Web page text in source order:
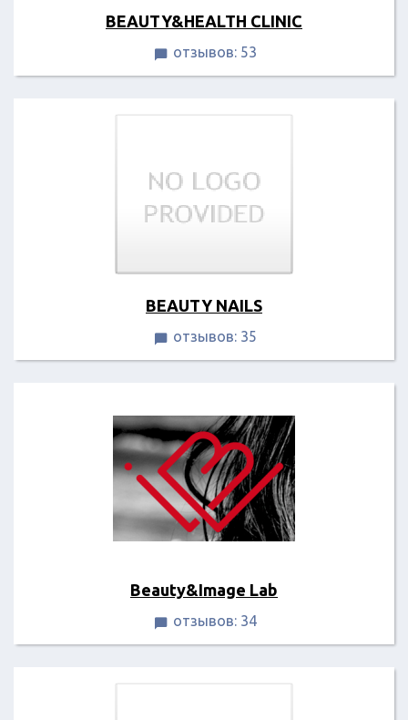
BEAUTY&HEALTH CLINIC
 отзывов: 53
BEAUTY NAILS
 отзывов: 35
Beauty&Image Lab
 отзывов: 34